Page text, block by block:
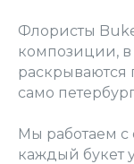
Флористы
композиции, в
раскрываются
само
Мы работаем с
каждый букет